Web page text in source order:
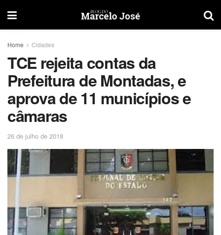
Home Cidades
TCE rejeita contas da
Prefeitura de Montadas, e
aprova de 11 municípios e
câmaras
26 de julho de 2018